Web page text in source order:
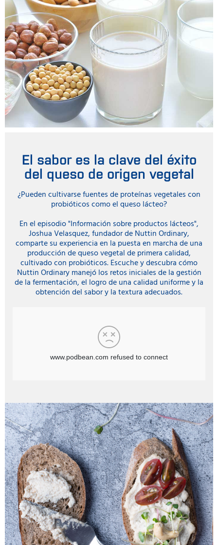
El sabor es la clave del éxito
del queso de origen vegetal
¿Pueden cultivarse fuentes de proteínas vegetales con
probióticos como el queso lácteo?
En el episodio "Información sobre productos lácteos",
Joshua Velasquez, fundador de Nuttin Ordinary,
comparte su experiencia en la puesta en marcha de una
producción de queso vegetal de primera calidad,
cultivado con probióticos. Escuche y descubra cómo
Nuttin Ordinary manejó los retos iniciales de la gestión
de la fermentación, el logro de una calidad uniforme y la
obtención del sabor y la textura adecuados.